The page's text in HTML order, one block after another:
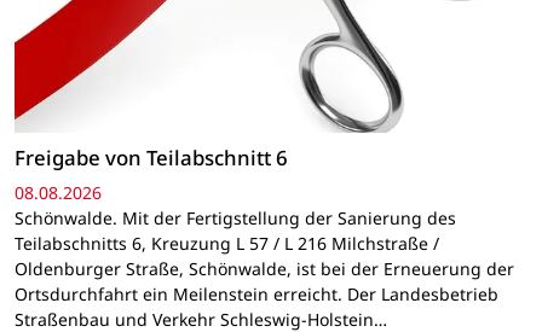
Freigabe von Teilabschnitt 6
08.08.2026
Schönwalde. Mit der Fertigstellung der Sanierung des
Teilabschnitts 6, Kreuzung L 57 / L 216 Milchstraße /
Oldenburger Straße, Schönwalde, ist bei der Erneuerung der
Ortsdurchfahrt ein Meilenstein erreicht. Der Landesbetrieb
Straßenbau und Verkehr Schleswig-Holstein…